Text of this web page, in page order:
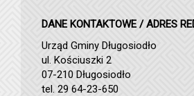
DANE KONTAKTOWE / ADRES
Urząd Gminy Długosiodło
ul. Kościuszki 2
07-210 Długosiodło
tel. 29 64-23-650